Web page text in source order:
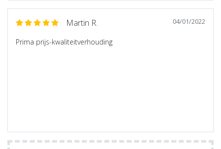
Martin R. 04/01/2022
Prima prijs-kwaliteitverhouding